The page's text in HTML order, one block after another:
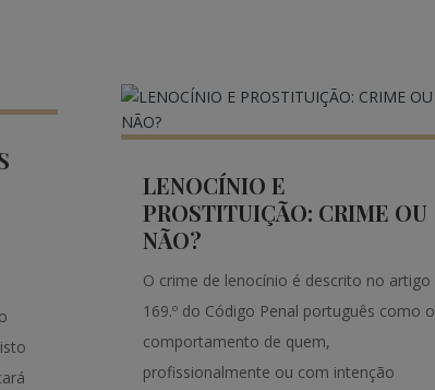
LENOCÍNIO E
PROSTITUIÇÃO: CRIME OU
NÃO?
O crime de lenocínio é descrito no artigo
169.º do Código Penal português como o
comportamento de quem,
profissionalmente ou com intenção